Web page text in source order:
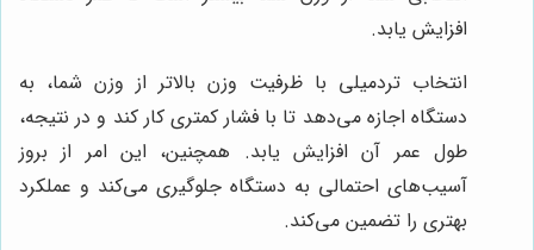
افزایش یابد.
انتخاب تردمیلی با ظرفیت وزن بالاتر از وزن شما، به
دستگاه اجازه می‌دهد تا با فشار کمتری کار کند و در نتیجه،
طول عمر آن افزایش یابد. همچنین، این امر از بروز
آسیب‌های احتمالی به دستگاه جلوگیری می‌کند و عملکرد
بهتری را تضمین می‌کند.